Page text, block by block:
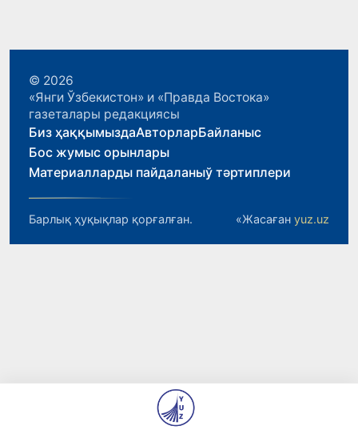
© 2026
«Янги Ўзбекистон» и «Правда Востока»
газеталары редакциясы
Биз ҳаққымыздаАвторларБайланыс
Бос жумыс орынлары
Материалларды пайдаланыў тәртиплери
Барлық ҳуқықлар қорғалған. «Жасаған yuz.uz